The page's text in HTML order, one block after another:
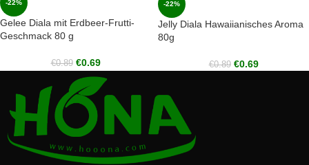
-22%
Gelee Diala mit Erdbeer-Frutti-
Geschmack 80 g
€0.89 €0.69
-22%
Jelly Diala Hawaiianisches Aroma
80g
€0.89 €0.69